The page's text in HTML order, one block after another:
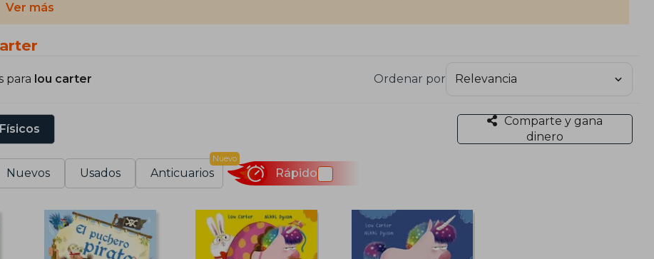
lectores con sus narrativas ingeniosas y humorísticas.
Carter ha colaborado con ilustradores talentosos para dar vida a sus historias, creando libros que combinan
texto e ilustraciones de manera armoniosa. Su experiencia en la educación primaria le ha permitido
comprender las inquietudes y gustos de los niños, lo que se refleja en la relevancia y atractivo de sus obras.
Su contribución a la literatura infantil ha sido apreciada tanto por padres como por educadores,
Ver más
para lou carter Ordenar por
Comparte y gana
dinero
Nuevos Usados Anticuarios
Nuevo
Rápido